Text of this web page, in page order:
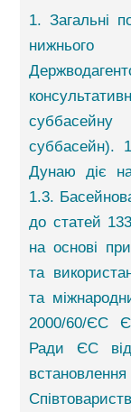
1. Загальні
суббасейн).
Дунаю діє на
1.3.
до статей
на основі
та
та
2000/60/ЄС
Ради ЄС